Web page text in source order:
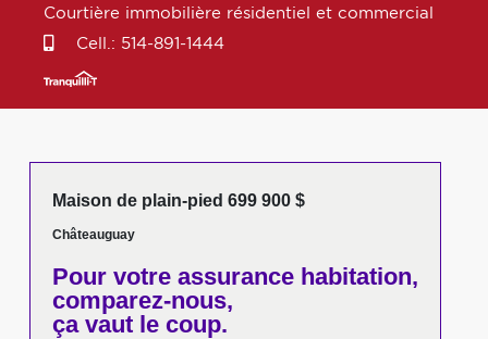
Courtière immobilière résidentiel et commercial
Cell.: 514-891-1444
Maison de plain-pied 699 900 $
Châteauguay
Pour votreassurance habitation,
comparez-nous,
ça vaut le coup.